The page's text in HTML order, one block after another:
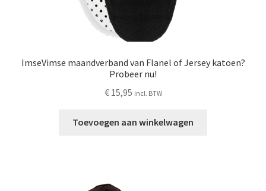
ImseVimse maandverband van Flanel of Jersey katoen?
Probeer nu!
€15,95 incl. BTW
Toevoegen aan winkelwagen